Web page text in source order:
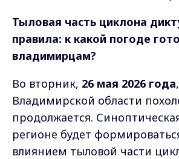
Тыловая часть циклона
правила: к какой погоде
владимирцам?
Во вторник, 26 мая 2026 года
Владимирской области
продолжается.
регионе будет
влиянием тыловой части